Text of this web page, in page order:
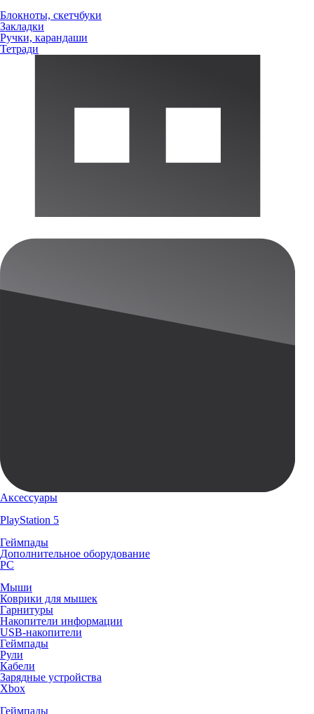
Блокноты, скетчбуки
Закладки
Ручки, карандаши
Тетради
Аксессуары
PlayStation 5
Геймпады
Дополнительное оборудование
PC
Мыши
Коврики для мышек
Гарнитуры
Накопители информации
USB-накопители
Геймпады
Рули
Кабели
Зарядные устройства
Xbox
Геймпады